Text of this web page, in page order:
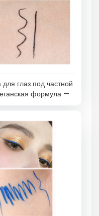
глаз под частной
формула —